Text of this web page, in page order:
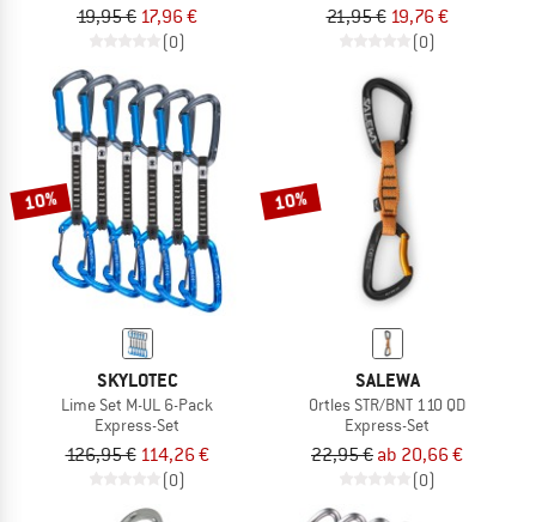
19,95 € 17,96 €
(0)
21,95 € 19,76 €
(0)
10%
SKYLOTEC
Lime Set M-UL 6-Pack
Express-Set
126,95 € 114,26 €
(0)
10%
SALEWA
Ortles STR/BNT 110 QD
Express-Set
22,95 € ab 20,66 €
(0)